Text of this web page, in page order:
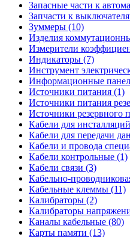
Запасные части к
Запчасти к
Зуммеры (10)
Изделия
Измерители
Индикаторы (7)
Инструмент
Информационные
Источники питания (1)
Источники питания
Источники резервного
Кабели для
Кабели для передачи
Кабели и провода
Кабели контрольные (1)
Кабели связи (3)
Кабельно-
Кабельные клеммы (11)
Калибраторы (2)
Калибраторы
Каналы кабельные (80)
Карты памяти (13)